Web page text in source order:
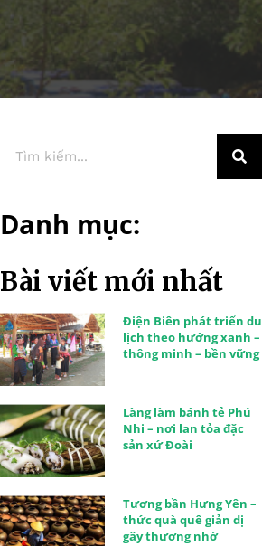
Danh mục:
Bài viết mới nhất
Điện Biên phát triển du
lịch theo hướng xanh –
thông minh – bền vững
Làng làm bánh tẻ Phú
Nhi – nơi lan tỏa đặc
sản xứ Đoài
Tương bần Hưng Yên –
thức quà quê giản dị
gây thương nhớ